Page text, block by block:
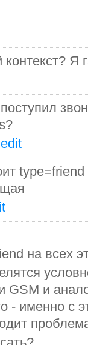
Я
edit
на всех
GSM и
- именно с